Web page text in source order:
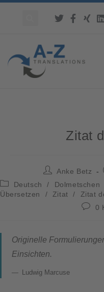
Zitat
Anke Betz
Deutsch
/ Dolmetschen
Übersetzen
/ Zitat /
Zitat
0
Originelle
Einsichten.
Ludwig Marcuse